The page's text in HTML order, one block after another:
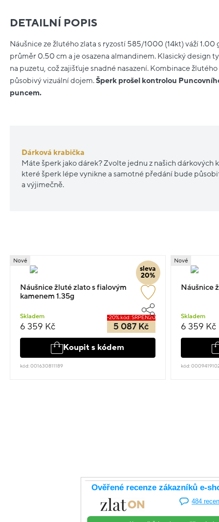
DETAILNÍ POPIS
Náušnice ze žlutého zlata s ryzostí 585/1000 (14kt) váží 1.00
průměr 0.50 cm a je osazena almandinem. Klasický design
na puzetu, což zajišťuje snadné nasazení. Kombinace
působivý vizuální dojem.Šperk prošel kontrolou
puncem.
Dárková krabička
Máte šperk jako dárek? Zvolte jednu z našich dárkových
které šperk lépe vynikne a samotné předání bude
a výjimečně.
sleva
20%
Nové
Náušnice žluté zlato s fialovým
kamenem 1.35g
Skladem
6 359 Kč
-20% kód: SRPEN20
5 087 Kč
Koupit s kódem
kód: 001630811189
Nové
Náušnice
Skladem
6 359 Kč
kód: